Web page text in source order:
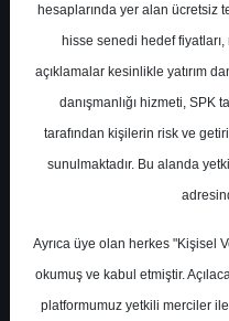
Ana Sayfa
Colendi Menkul
Haftalık
Colendi Menkul
hesaplarında yer alan ücretsiz
hisse senedi hedef
açıklamalar kesinlikle yatırım
danışmanlığı hizmeti, SPK
tarafından kişilerin risk ve
sunulmaktadır. Bu alanda
Ayrıca üye olan herkes "Kişisel
okumuş ve kabul etmiştir.
platformumuz yetkili merciler